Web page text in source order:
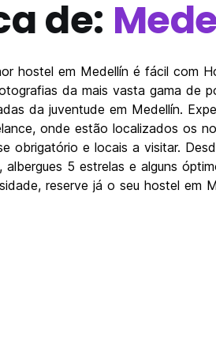
de:
hostel em Medellín é fácil com
da mais vasta gama de
da juventude em Medellín.
onde estão localizados os
obrigatório e locais a visitar.
albergues 5 estrelas e alguns
reserve já o seu hostel em